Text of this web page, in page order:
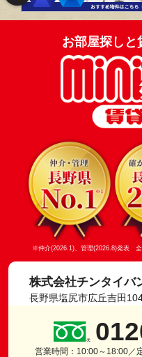
お部屋探しと
※仲介(2026.1)、管理(2026.8)発表 全
株式会社チンタイバ
長野県塩尻市広丘吉田
営業時間：10:00～18:00／